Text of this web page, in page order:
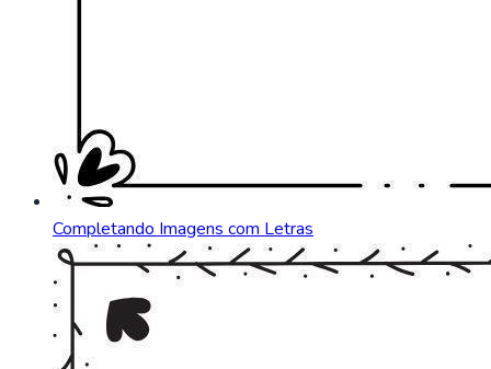
Completando Imagens com Letras